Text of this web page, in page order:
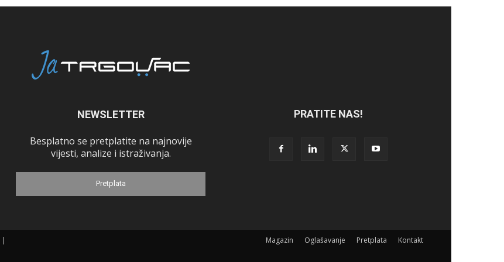
NEWSLETTER
Besplatno se pretplatite na najnovije
vijesti, analize i istraživanja.
Pretplata
PRATITE NAS!
Magazin Oglašavanje Pretplata Kontakt
|